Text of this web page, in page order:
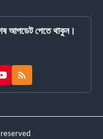
আপডেট পেতে থাকুন।
reserved